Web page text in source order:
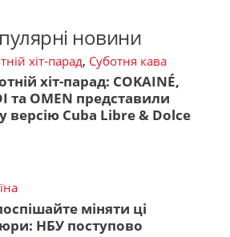
новини
хіт-парад, Суботня кава
хіт-парад: COKAINÉ,
та OMEN представили
версію Cuba Libre & Dolce
міняти ці
НБУ поступово